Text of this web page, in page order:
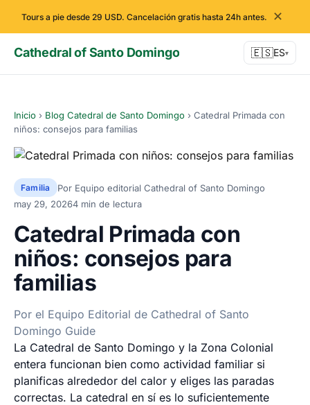
Tours a pie desde 29 USD. Cancelación gratis hasta 24h antes. ✕
Cathedral of Santo Domingo 🇪🇸ES▾
Inicio › Blog Catedral de Santo Domingo › Catedral Primada con
niños: consejos para familias
Familia
Por Equipo editorial Cathedral of Santo Domingo
may 29, 20264 min de lectura
Catedral Primada con
niños: consejos para
familias
Por el Equipo Editorial de Cathedral of Santo
Domingo Guide
La Catedral de Santo Domingo y la Zona Colonial
entera funcionan bien como actividad familiar si
planificas alrededor del calor y eliges las paradas
correctas. La catedral en sí es lo suficientemente